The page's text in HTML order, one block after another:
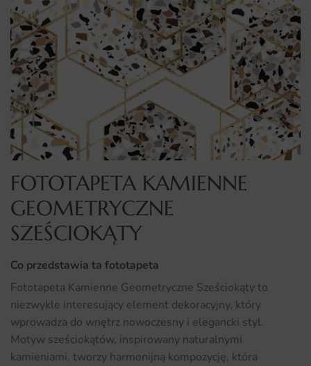
FOTOTAPETA KAMIENNE
GEOMETRYCZNE
SZEŚCIOKĄTY
Co przedstawia ta fototapeta
Fototapeta Kamienne Geometryczne Sześciokąty to
niezwykle interesujący element dekoracyjny, który
wprowadza do wnętrz nowoczesny i elegancki styl.
Motyw sześciokątów, inspirowany naturalnymi
kamieniami, tworzy harmonijną kompozycję, która